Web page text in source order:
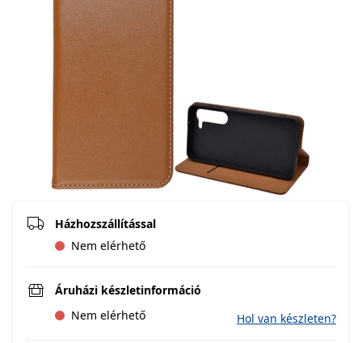
Házhozszállítással
Nem elérhető
Áruházi készletinformáció
Nem elérhető
Hol van készleten?